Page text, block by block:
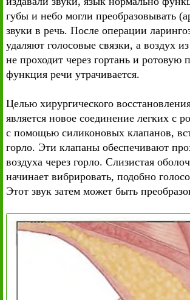
губы и небо могли преобразовывать
звуки в речь. После операции
удаляют голосовые связки, а воздух
не проходит через гортань и ротовую
функция речи утрачивается.
Целью хирургического
является новое соединение легких с
с помощью силиконовых клапанов,
горло. Эти клапаны обеспечивают
воздуха через горло. Слизистая
начинает вибрировать, подобно
Этот звук затем может быть